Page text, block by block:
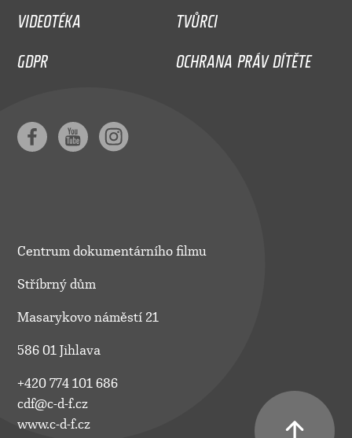
VIDEOTÉKA
TVŮRCI
GDPR
OCHRANA PRÁV DÍTĚTE
Centrum dokumentárního filmu
Stříbrný dům
Masarykovo náměstí 21
586 01 Jihlava
+420 774 101 686
cdf@c-d-f.cz
www.c-d-f.cz